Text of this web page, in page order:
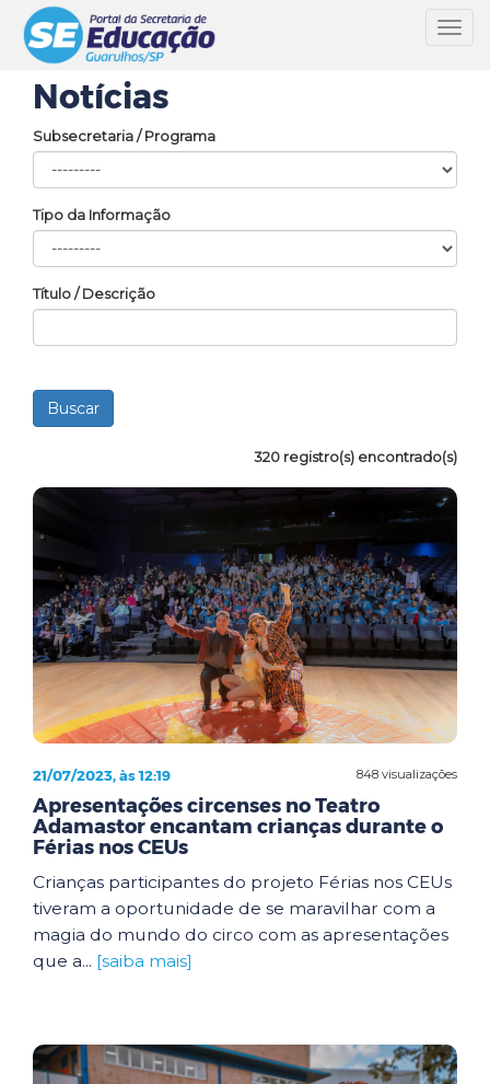
Notícias
Subsecretaria / Programa
Tipo da Informação
Título / Descrição
320 registro(s) encontrado(s)
848 visualizações
21/07/2023, às 12:19
Apresentações circenses no Teatro
Adamastor encantam crianças durante o
Férias nos CEUs
Crianças participantes do projeto Férias nos CEUs
tiveram a oportunidade de se maravilhar com a
magia do mundo do circo com as apresentações
que a... [saiba mais]